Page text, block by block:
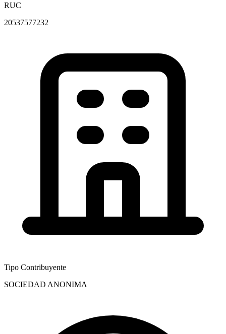
RUC
20537577232
Tipo Contribuyente
SOCIEDAD ANONIMA